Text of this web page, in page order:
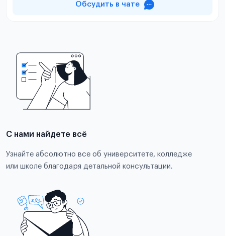
Обсудить в чате
С нами найдете всё
Узнайте абсолютно все об университете, колледже
или школе благодаря детальной консультации.